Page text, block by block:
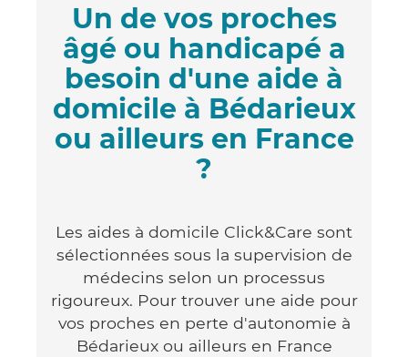
Un de vos proches
âgé ou handicapé a
besoin d'une aide à
domicile à Bédarieux
ou ailleurs en France
?
Les aides à domicile Click&Care sont
sélectionnées sous la supervision de
médecins selon un processus
rigoureux. Pour trouver une aide pour
vos proches en perte d'autonomie à
Bédarieux ou ailleurs en France